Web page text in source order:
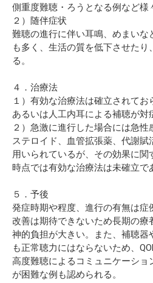
側重度難聴・ろうとなる例など様
２）随伴症状
難聴の進行に伴い耳鳴、めまいな
も多く、生活の質を低下させた
る。
４．治療法
１）有効な治療法は確立されて
あるいは人工内耳による補聴が対
２）急激に進行した場合には急
ステロイド、血管拡張薬、代謝
用いられているが、その効果に
時点では有効な治療法は未確立で
５．予後
発症時期や程度、進行の有無は
改善は期待できないため長期の
神的負担が大きい。また、補聴器
も正常聴力にはならないため、
高度難聴によるコミュニケーショ
が困難な例も認められる。